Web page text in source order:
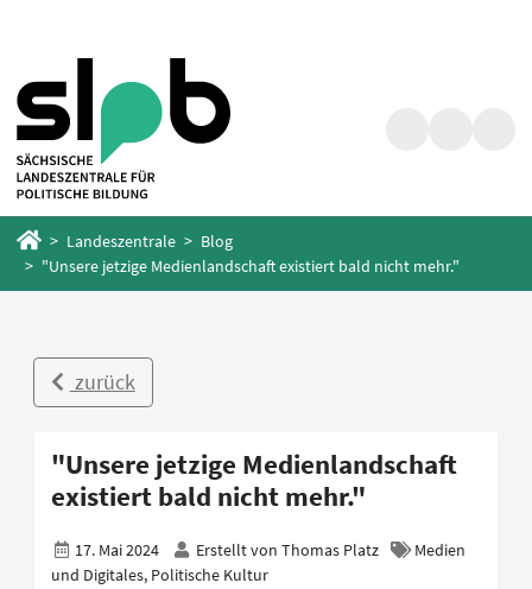
springen
springen
Startseite
Landeszentrale
Blog
"Unsere jetzige Medienlandschaft existiert bald nicht mehr."
zurück
"Unsere jetzige Medienlandschaft
existiert bald nicht mehr."
17. Mai 2024 Erstellt von Thomas Platz
Medien
und Digitales, Politische Kultur